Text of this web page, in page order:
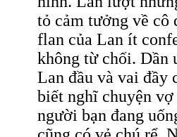
tỏ cảm tưởng về cô
flan của Lan ít
không từ chối. Dần
Lan đầu và vai đầy
biết nghĩ chuyện
người bạn đang